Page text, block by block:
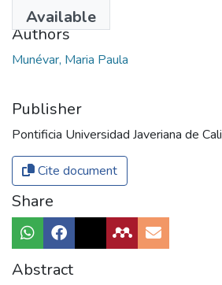
Available
2016
Authors
Munévar, Maria Paula
Publisher
Pontificia Universidad Javeriana de Cali
Cite document
Share
Abstract